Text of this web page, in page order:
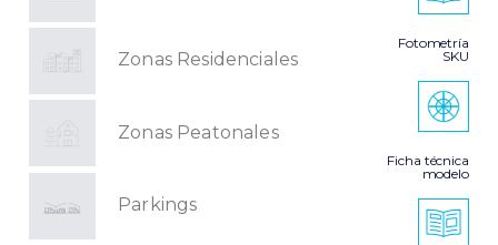
Zonas Residenciales
Zonas Peatonales
Parkings
Fotometría
SKU
Ficha técnica
modelo